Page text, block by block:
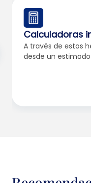
Calculadoras
A través de estas
desde un